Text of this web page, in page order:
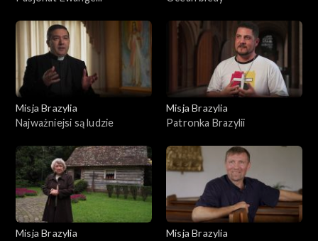
Misja Brazylia
Najważniejsi są ludzie
Misja Brazylia
Patronka Brazylii
Misja Brazylia
Misja Brazylia